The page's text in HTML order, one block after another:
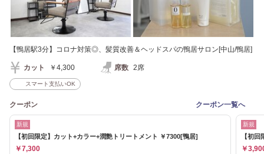
【鴨居駅3分】コロナ対策◎、髪質改善＆ヘッドスパの鴨居サロン[中山/鴨居]
カット ￥4,300 席数 2席
スマート支払いOK
クーポン クーポン一覧へ
新規
【初回限定】カット+カラー+潤艶トリートメント ￥7300[鴨居]
￥7,300
新規
【初
￥